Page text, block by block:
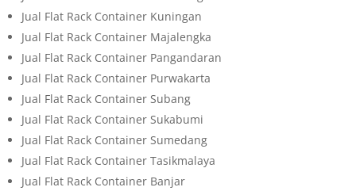
Jual Flat Rack Container Kuningan
Jual Flat Rack Container Majalengka
Jual Flat Rack Container Pangandaran
Jual Flat Rack Container Purwakarta
Jual Flat Rack Container Subang
Jual Flat Rack Container Sukabumi
Jual Flat Rack Container Sumedang
Jual Flat Rack Container Tasikmalaya
Jual Flat Rack Container Banjar